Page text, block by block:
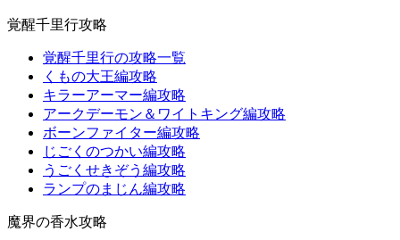
覚醒千里行攻略
覚醒千里行の攻略一覧
くもの大王編攻略
キラーアーマー編攻略
アークデーモン＆ワイトキング編攻略
ボーンファイター編攻略
じごくのつかい編攻略
うごくせきぞう編攻略
ランプのまじん編攻略
魔界の香水攻略